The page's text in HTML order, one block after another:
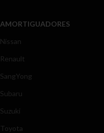
AMORTIGUADORES
Nissan
Renault
SangYong
Subaru
Suzuki
Toyota